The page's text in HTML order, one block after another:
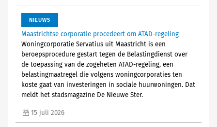
NIEUWS
Maastrichtse corporatie procedeert om ATAD-regeling
Woningcorporatie Servatius uit Maastricht is een
beroepsprocedure gestart tegen de Belastingdienst over
de toepassing van de zogeheten ATAD-regeling, een
belastingmaatregel die volgens woningcorporaties ten
koste gaat van investeringen in sociale huurwoningen. Dat
meldt het stadsmagazine De Nieuwe Ster.
15 juli 2026